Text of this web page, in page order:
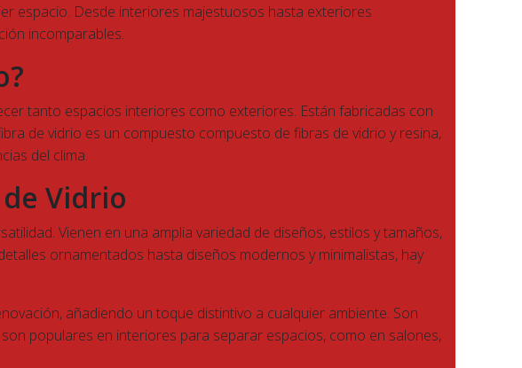
espacio. Desde interiores majestuosos hasta exteriores
incomparables.
tanto espacios interiores como exteriores. Están fabricadas con
de vidrio es un compuesto compuesto de fibras de vidrio y resina,
del clima.
Vidrio
Vienen en una amplia variedad de diseños, estilos y tamaños,
ornamentados hasta diseños modernos y minimalistas, hay
añadiendo un toque distintivo a cualquier ambiente. Son
populares en interiores para separar espacios, como en salones,